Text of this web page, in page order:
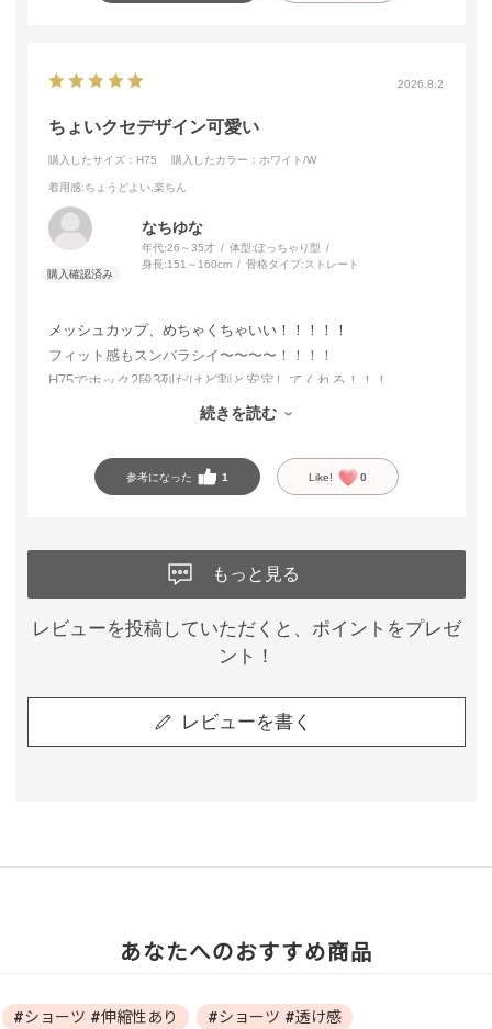
2026.8.2
ちょいクセデザイン可愛い
購入したサイズ：H75 購入したカラー：ホワイト/W
着用感:ちょうどよい,楽ちん
なちゆな
年代:26～35才 体型:ぽっちゃり型
身長:151～160cm 骨格タイプ: ストレート
メッシュカップ、めちゃくちゃいい！！！！！
フィット感もスンバラシイ〜〜〜〜！！！！
H75でホック2段3列だけど割と安定してくれる！！！
デザインもかわええ〜〜〜〜最高〜〜！！
続きを読む
参考になった 1 Like! 0
もっと見る
レビューを投稿していただくと、ポイントをプレゼ
ント！
レビューを書く
あなたへのおすすめ商品
#ショーツ #伸縮性あり
#ショーツ #透け感